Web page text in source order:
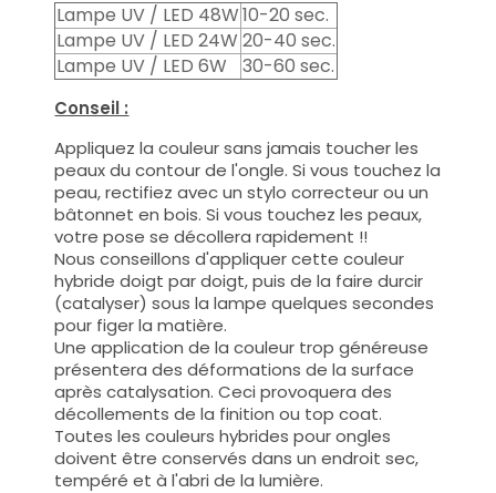
Lampe UV / LED 48W10-20 sec.
Lampe UV / LED 24W 20-40 sec.
Lampe UV / LED 6W
30-60 sec.
Conseil :
Appliquez la couleur sans jamais toucher les
peaux du contour de l'ongle. Si vous touchez la
peau, rectifiez avec un stylo correcteur ou un
bâtonnet en bois. Si vous touchez les peaux,
votre pose se décollera rapidement !!
Nous conseillons d'appliquer cette couleur
hybride doigt par doigt, puis de la faire durcir
(catalyser) sous la lampe quelques secondes
pour figer la matière.
Une application de la couleur trop généreuse
présentera des déformations de la surface
après catalysation. Ceci provoquera des
décollements de la finition ou top coat.
Toutes les couleurs hybrides pour ongles
doivent être conservés dans un endroit sec,
tempéré et à l'abri de la lumière.